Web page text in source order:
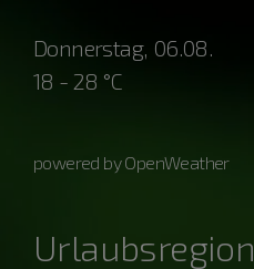
Donnerstag, 06.08.
18 - 28 °C
powered by OpenWeather
Urlaubsregion